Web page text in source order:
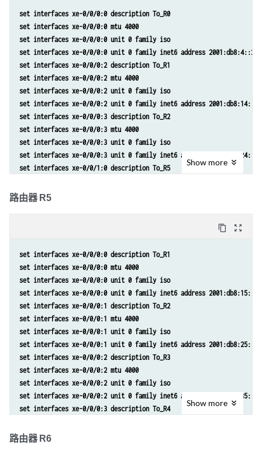
set protocols isis interface xe-0/0/0:2.0 level 2 srv6-adjacency-
set protocols isis interface xe-0/0/0:2.0 point-to-point
set protocols isis interface xe-0/0/0:3.0 level 2 srv6-adjacency-
set protocols isis interface xe-0/0/0:3.0 node-link-protection
set protocols isis interface xe-0/0/1:0.0 level 2 srv6-adjacency-
set protocols isis interface xe-0/0/1:0.0 node-link-protection
set protocols isis interface xe-0/0/1:0.0 point-to-point
set protocols isis source-packet-routing srv6 locator myloc end-sid
set routing-options source-packet-routing srv6 locator myloc
set routing-options forwarding-table export pplb
set routing-options router-id 192.168.255.3
set protocols isis interface xe-0/0/0:0.0 level 2 srv6-adjacency-
set protocols isis interface xe-0/0/0:0.0 node-link-protection
set protocols isis interface xe-0/0/0:0.0 point-to-point
set protocols isis interface xe-0/0/0:1.0 level 2 srv6-adjacency-
set protocols isis interface xe-0/0/0:1.0 node-link-protection
set protocols isis interface xe-0/0/0:1.0 point-to-point
set protocols isis interface xe-0/0/0:2.0 level 2 srv6-adjacency-
set protocols isis interface xe-0/0/0:2.0 node-link-protection
set protocols isis interface xe-0/0/0:2.0 point-to-point
set protocols isis interface xe-0/0/0:3.0 level 2 srv6-adjacency-
set protocols isis interface xe-0/0/0:3.0 point-to-point
set protocols isis source-packet-routing srv6 locator myloc end-sid
set interfaces xe-0/0/0:0 description To_R0
set interfaces xe-0/0/0:0 mtu 4000
set interfaces xe-0/0/0:0 unit 0 family iso
set interfaces xe-0/0/0:0 unit 0 family inet6 address 2001:db8:4::2/
set interfaces xe-0/0/0:2 description To_R1
set interfaces xe-0/0/0:2 mtu 4000
set interfaces xe-0/0/0:2 unit 0 family iso
set interfaces xe-0/0/0:2 unit 0 family inet6 address 2001:db8:14::2/
set interfaces xe-0/0/0:3 description To_R2
set interfaces xe-0/0/0:3 mtu 4000
set interfaces xe-0/0/0:3 unit 0 family iso
set interfaces xe-0/0/0:3 unit 0 family inet6 address 2001:db8:24::2/
set interfaces xe-0/0/1:0 description To_R5
set interfaces xe-0/0/1:0 unit 0 family iso
set interfaces lo0 unit 0 family inet6 address 2001:db8:4:255::4/128
set routing-options source-packet-routing srv6 locator myloc
set routing-options forwarding-table export pplb
set routing-options router-id 192.168.255.4
set protocols isis interface xe-0/0/0:0.0 level 2 srv6-adjacency-
set protocols isis interface xe-0/0/0:0.0 node-link-protection
set protocols isis interface xe-0/0/0:0.0 point-to-point
set protocols isis interface xe-0/0/0:2.0 level 2 srv6-adjacency-
set protocols isis interface xe-0/0/0:2.0 node-link-protection
set protocols isis interface xe-0/0/0:2.0 point-to-point
set protocols isis interface xe-0/0/0:3.0 level 2 srv6-adjacency-
set protocols isis interface xe-0/0/0:3.0 node-link-protection
set protocols isis interface xe-0/0/0:3.0 point-to-point
set protocols isis interface xe-0/0/1:0.0 level 2 srv6-adjacency-
set protocols isis interface xe-0/0/1:0.0 point-to-point
Show more
路由器 R5
content_copy zoom_out_map
set interfaces xe-0/0/0:0 description To_R1
set interfaces xe-0/0/0:0 mtu 4000
set interfaces xe-0/0/0:0 unit 0 family iso
set interfaces xe-0/0/0:0 unit 0 family inet6 address 2001:db8:15::2/
set interfaces xe-0/0/0:1 description To_R2
set interfaces xe-0/0/0:1 mtu 4000
set interfaces xe-0/0/0:1 unit 0 family iso
set interfaces xe-0/0/0:1 unit 0 family inet6 address 2001:db8:25::2/
set interfaces xe-0/0/0:2 description To_R3
set interfaces xe-0/0/0:2 mtu 4000
set interfaces xe-0/0/0:2 unit 0 family iso
set interfaces xe-0/0/0:2 unit 0 family inet6 address 2001:db8:35::2/
set interfaces xe-0/0/0:3 description To_R4
set interfaces xe-0/0/0:3 unit 0 family iso
Show more
路由器 R6